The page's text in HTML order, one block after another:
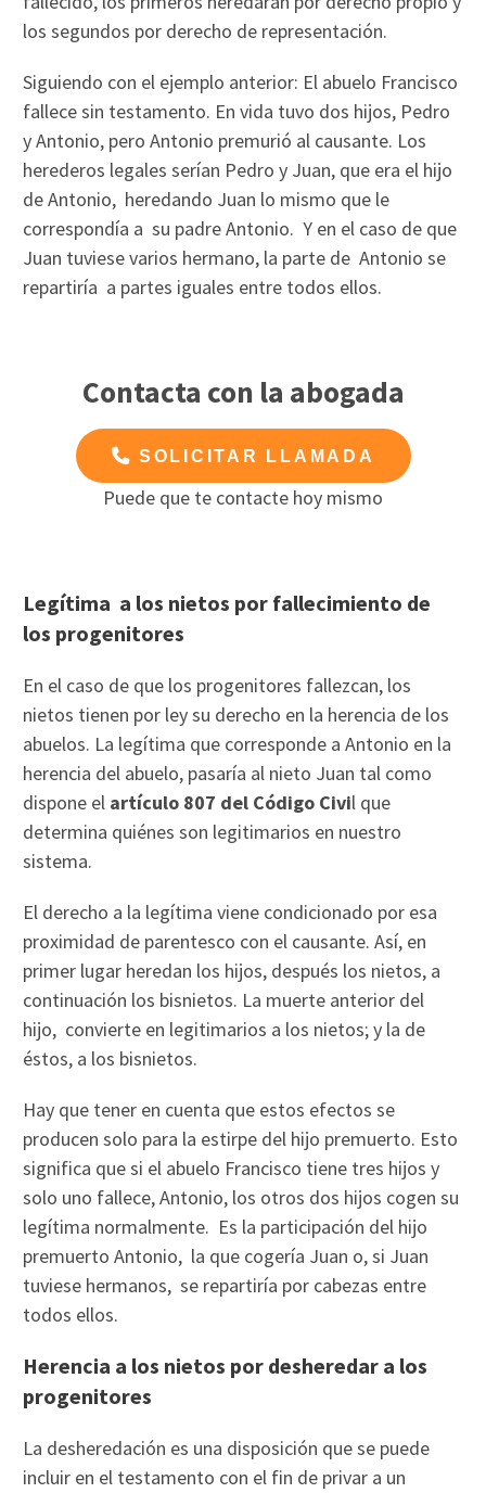
los segundos por derecho de representación.
Siguiendo con el ejemplo anterior: El abuelo Francisco
fallece sin testamento. En vida tuvo dos hijos, Pedro
y Antonio, pero Antonio premurió al causante. Los
herederos legales serían Pedro y Juan, que era el hijo
de Antonio, heredando Juan lo mismo que le
correspondía a su padre Antonio. Y en el caso de que
Juan tuviese varios hermano, la parte de Antonio se
repartiría a partes iguales entre todos ellos.
Contacta con la abogada
SOLICITAR LLAMADA
Puede que te contacte hoy mismo
Legítima a los nietos por fallecimiento de
los progenitores
En el caso de que los progenitores fallezcan, los
nietos tienen por ley su derecho en la herencia de los
abuelos. La legítima que corresponde a Antonio en la
herencia del abuelo, pasaría al nieto Juan tal como
dispone el artículo 807 del Código Civil que
determina quiénes son legitimarios en nuestro
sistema.
El derecho a la legítima viene condicionado por esa
proximidad de parentesco con el causante. Así, en
primer lugar heredan los hijos, después los nietos, a
continuación los bisnietos. La muerte anterior del
hijo, convierte en legitimarios a los nietos; y la de
éstos, a los bisnietos.
Hay que tener en cuenta que estos efectos se
producen solo para la estirpe del hijo premuerto. Esto
significa que si el abuelo Francisco tiene tres hijos y
solo uno fallece, Antonio, los otros dos hijos cogen su
legítima normalmente. Es la participación del hijo
premuerto Antonio, la que cogería Juan o, si Juan
tuviese hermanos, se repartiría por cabezas entre
todos ellos.
Herencia a los nietos por desheredar a los
progenitores
La desheredación es una disposición que se puede
incluir en el testamento con el fin de privar a un